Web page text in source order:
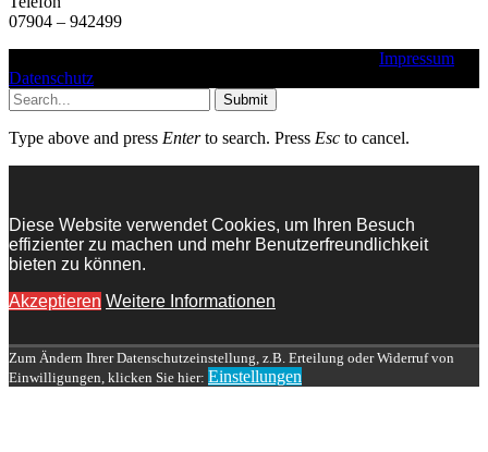
07904 – 942499
Impressum
Datenschutz
Submit
Type above and press Enterto search. Press Esc to cancel.
Diese Website verwendet Cookies, um Ihren Besuch
effizienter zu machen und mehr Benutzerfreundlichkeit
bieten zu können.
Akzeptieren Weitere Informationen
Zum Ändern Ihrer Datenschutzeinstellung, z.B. Erteilung oder Widerruf von
Einwilligungen, klicken Sie hier: Einstellungen